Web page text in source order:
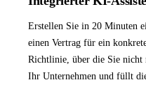
Erstellen Sie in 20 Minuten
einen Vertrag für ein
Richtlinie, über die Sie nicht
Ihr Unternehmen und füllt